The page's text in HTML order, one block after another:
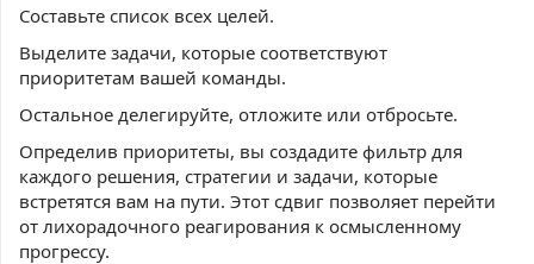
Составьте список всех целей.
Выделите задачи, которые соответствуют
приоритетам вашей команды.
Остальное делегируйте, отложите или отбросьте.
Определив приоритеты, вы создадите фильтр для
каждого решения, стратегии и задачи, которые
встретятся вам на пути. Этот сдвиг позволяет перейти
от лихорадочного реагирования к осмысленному
прогрессу.